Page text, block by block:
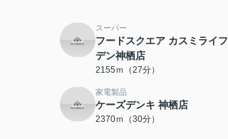
スーパー
フードスクエア カスミライ
デン神栖店
2155ｍ（27分）
家電製品
ケーズデンキ 神栖店
2370ｍ（30分）